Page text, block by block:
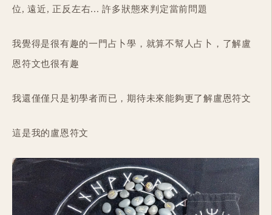
位, 遠近, 正反左右... 許多狀態來判定當前問題
我覺得是很有趣的一門占卜學，就算不幫人占卜，了解盧
恩符文也很有趣
我還僅僅只是初學者而已，期待未來能夠更了解盧恩符文
這是我的盧恩符文